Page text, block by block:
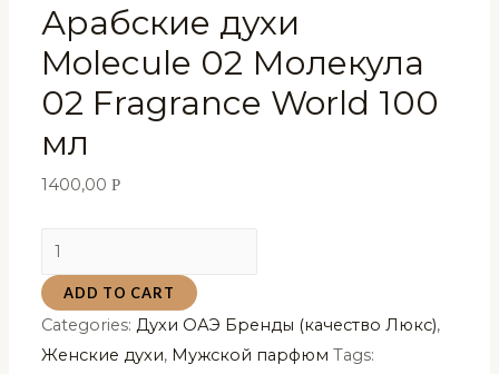
Арабские духи
Molecule 02 Молекула
02 Fragrance World 100
мл
1400,00Р
Арабские
духи
Molecule
02
Молекула
ADD TO CART
Categories:Духи ОАЭ Бренды (качество Люкс),
Женские духи, Мужской парфюм Tags: